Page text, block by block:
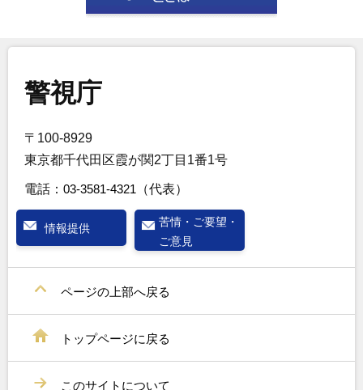
警視庁
〒100-8929
東京都千代田区霞が関2丁目1番1号
電話： 03-3581-4321 （代表）
情報提供
苦情・ご要望・
ご意見
ページの上部へ戻る
トップページに戻る
このサイトについて